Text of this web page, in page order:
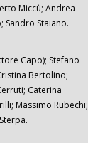
Miccù; Andrea
Sandro Staiano.
Capo); Stefano
Bertolino;
Caterina
Massimo Rubechi;